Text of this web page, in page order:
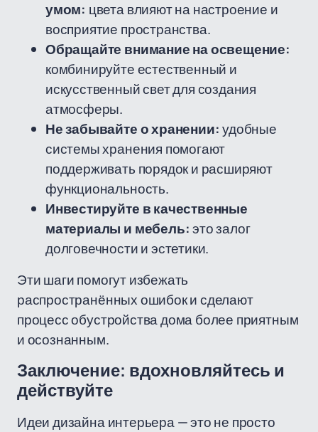
умом: цвета влияют на настроение и
восприятие пространства.
Обращайте внимание на освещение:
комбинируйте естественный и
искусственный свет для создания
атмосферы.
Не забывайте о хранении:удобные
системы хранения помогают
поддерживать порядок и расширяют
функциональность.
Инвестируйте в качественные
материалы и мебель:это залог
долговечности и эстетики.
Эти шаги помогут избежать
распространённых ошибок и сделают
процесс обустройства дома более приятным
и осознанным.
Заключение: вдохновляйтесь и
действуйте
Идеи дизайна интерьера — это не просто